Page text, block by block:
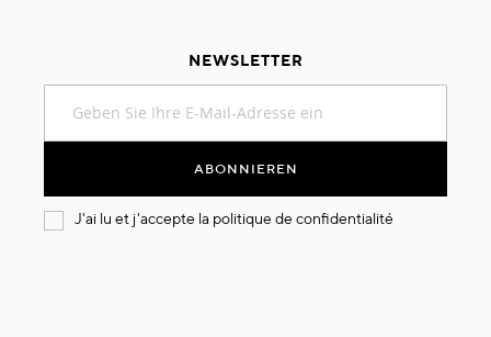
NEWSLETTER
sich
an:
ABONNIEREN
J'ai lu et j'accepte la politique de confidentialité